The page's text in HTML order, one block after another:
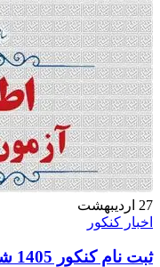
27 اردیبهشت
اخبار کنکور
ثبت نام کنکور 1405 شروع شد